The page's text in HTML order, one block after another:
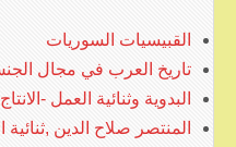
القبيسيات السوريات
تاريخ العرب في مجال
البدوية وثنائية العمل -
المنتصر صلاح الدين ,ثنائية